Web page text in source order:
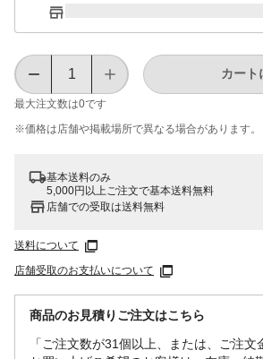
最大注文数は0です
カート
※価格は​店舗や​掲載場所で​異なる​場合が​あります。
基本送料のみ
5,000円以上ご注文で基本送料無料
店舗での受取は送料無料
送料について
店舗受取のお支払いについて
商品のお見積りご注文はこちら
「ご注文数が31個以上、または、ご注